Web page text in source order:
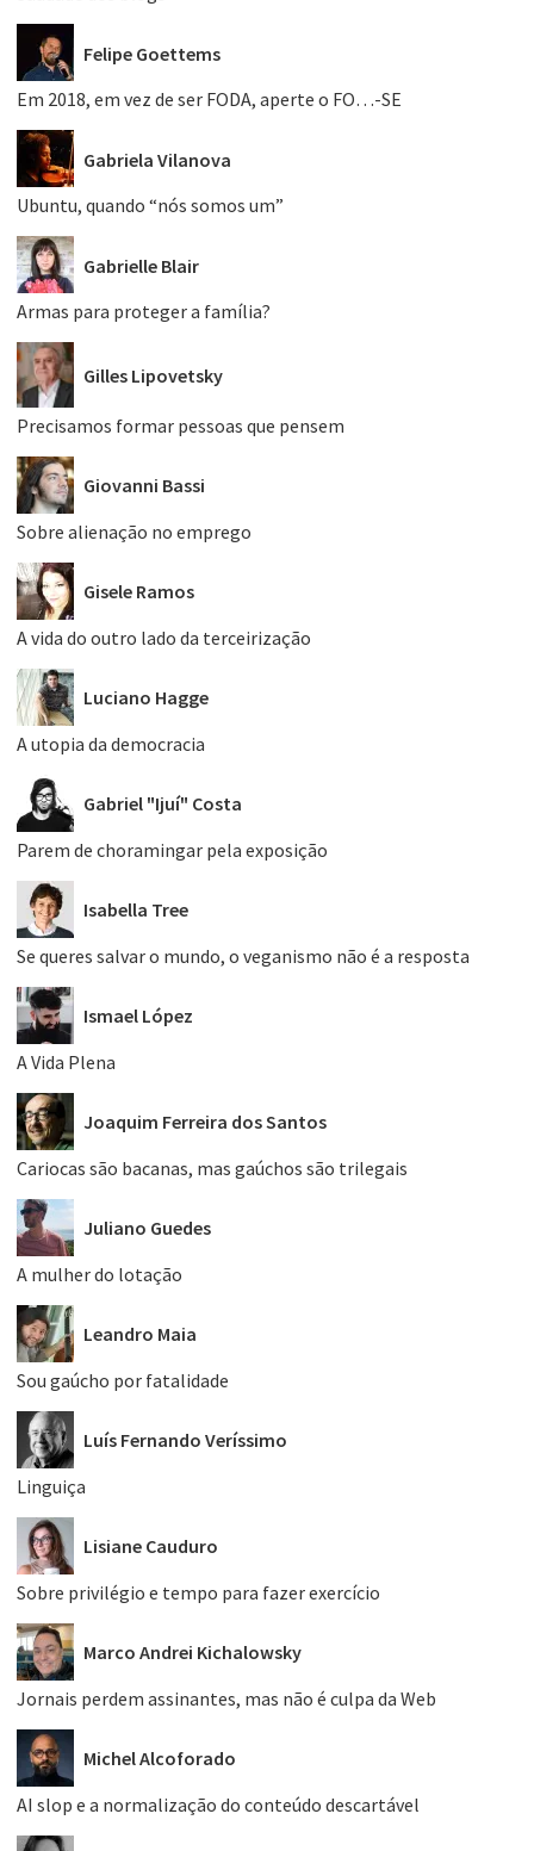
Felipe Goettems
Em 2018, em vez de ser FODA, aperte o FO…-SE
Gabriela Vilanova
Ubuntu, quando “nós somos um”
Gabrielle Blair
Armas para proteger a família?
Gilles Lipovetsky
Precisamos formar pessoas que pensem
Giovanni Bassi
Sobre alienação no emprego
Gisele Ramos
A vida do outro lado da terceirização
Luciano Hagge
A utopia da democracia
Gabriel "Ijuí" Costa
Parem de choramingar pela exposição
Isabella Tree
Se queres salvar o mundo, o veganismo não é a resposta
Ismael López
A Vida Plena
Joaquim Ferreira dos Santos
Cariocas são bacanas, mas gaúchos são trilegais
Juliano Guedes
A mulher do lotação
Leandro Maia
Sou gaúcho por fatalidade
Luís Fernando Veríssimo
Linguiça
Lisiane Cauduro
Sobre privilégio e tempo para fazer exercício
Marco Andrei Kichalowsky
Jornais perdem assinantes, mas não é culpa da Web
Michel Alcoforado
AI slop e a normalização do conteúdo descartável